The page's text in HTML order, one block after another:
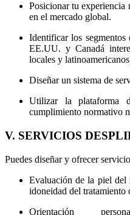
Posicionar tu experiencia
en el mercado global.
Identificar los segmentos
EE.UU. y Canadá
locales y
Diseñar un sistema de
Utilizar la plataforma
cumplimiento normativo
V. SERVICIOS
Puedes diseñar y ofrecer
Evaluación de la piel del
idoneidad del tratamiento
Orientación